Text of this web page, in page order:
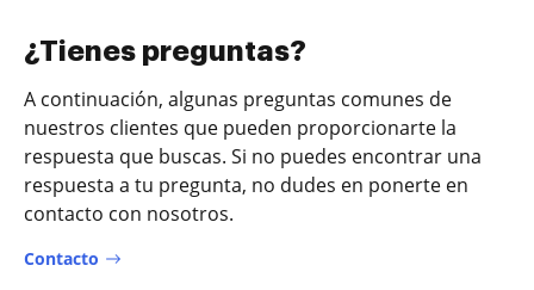
¿Tienes preguntas?
A continuación, algunas preguntas comunes de
nuestros clientes que pueden proporcionarte la
respuesta que buscas. Si no puedes encontrar una
respuesta a tu pregunta, no dudes en ponerte en
contacto con nosotros.
Contacto